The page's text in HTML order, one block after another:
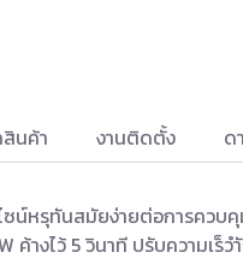
นค้า งานติดตั้ง ด
ซน์หรุทันสมัยง่ายต่อการคว
ค้างไว้ 5 วินาที ปรับความเ